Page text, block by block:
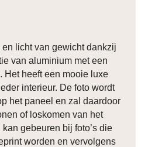
licht van gewicht dankzij
van aluminium met een
Het heeft een mooie luxe
interieur. De foto wordt
het paneel en zal daardoor
of loskomen van het
gebeuren bij foto’s die
worden en vervolgens